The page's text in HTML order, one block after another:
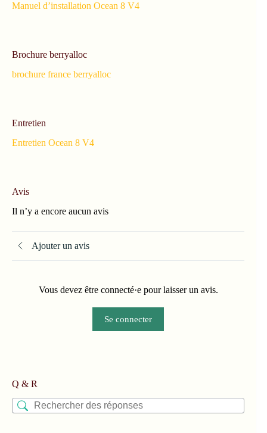
Manuel d’installation Ocean 8 V4
Brochure berryalloc
brochure france berryalloc
Entretien
Entretien Ocean 8 V4
Avis
Il n’y a encore aucun avis
Ajouter un avis
Vous devez être connecté·e pour laisser un avis.
Se connecter
Q & R